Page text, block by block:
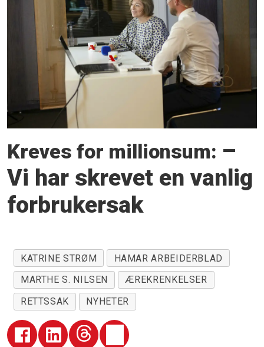
Kreves for millionsum: –
Vi har skrevet en vanlig
forbrukersak
KATRINE STRØM
HAMAR ARBEIDERBLAD
MARTHE S. NILSEN
ÆREKRENKELSER
RETTSSAK
NYHETER